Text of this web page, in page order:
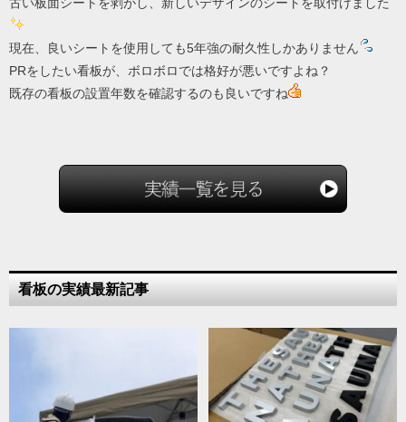
現在、良いシートを使用しても5年強の耐久性しかありません
PRをしたい看板が、ボロボロでは格好が悪いですよね？
既存の看板の設置年数を確認するのも良いですね
看板の実績最新記事